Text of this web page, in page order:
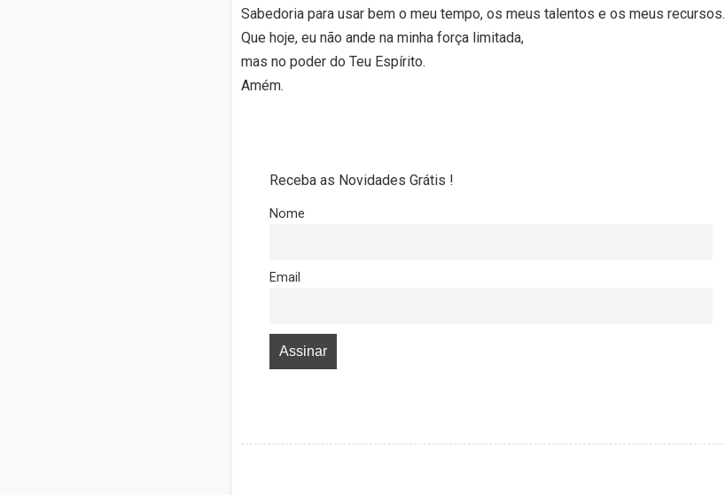
Sabedoria para usar bem o meu tempo, os meus talentos e os meus recursos.
Que hoje, eu não ande na minha força limitada,
mas no poder do Teu Espírito.
Amém.
Receba as Novidades Grátis !
Nome
Email